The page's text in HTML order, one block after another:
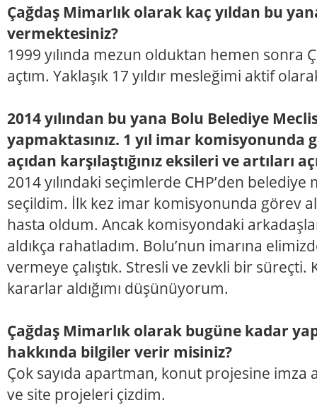
Çağdaş Mimarlık olarak kaç yıldan bu
vermektesiniz?
1999 yılında mezun olduktan hemen sonra
açtım. Yaklaşık 17 yıldır mesleğimi aktif
2014 yılından bu yana Bolu Belediye
yapmaktasınız. 1 yıl imar komisyonunda
açıdan karşılaştığınız eksileri ve artıları
2014 yılındaki seçimlerde CHP’den
seçildim. İlk kez imar komisyonunda görev
hasta oldum. Ancak komisyondaki
aldıkça rahatladım. Bolu’nun imarına
vermeye çalıştık. Stresli ve zevkli bir
kararlar aldığımı düşünüyorum.
Çağdaş Mimarlık olarak bugüne kadar
hakkında bilgiler verir misiniz?
Çok sayıda apartman, konut projesine imza
ve site projeleri çizdim.